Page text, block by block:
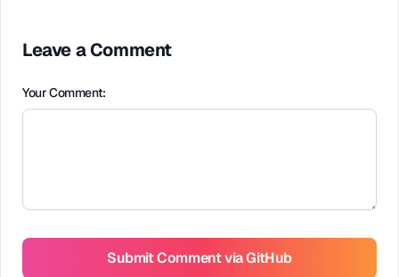
Leave a Comment
Your Comment:
Submit Comment via GitHub